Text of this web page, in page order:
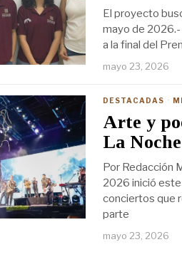
El proyecto
mayo de
a la final del
mayo 23, 2026
DESTACADAS ·
Arte y
La
Por Redacción
2026 inició
conciertos que
parte
mayo 23, 2026